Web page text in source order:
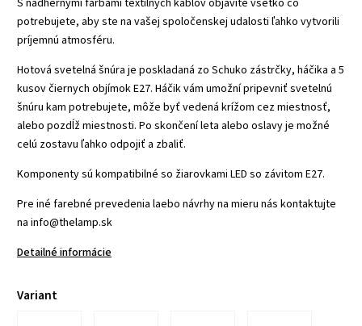
potrebujete, aby ste na vašej spoločenskej udalosti ľahko vytvorili
príjemnú atmosféru.
Hotová svetelná šnúra je poskladaná zo Schuko zástrčky, háčika a 5
kusov čiernych objímok E27. Háčik vám umožní pripevniť svetelnú
šnúru kam potrebujete, môže byť vedená krížom cez miestnosť,
alebo pozdĺž miestnosti. Po skončení leta alebo oslavy je možné
celú zostavu ľahko odpojiť a zbaliť.
Komponenty sú kompatibilné so žiarovkami LED so závitom E27.
Pre iné farebné prevedenia laebo návrhy na mieru nás kontaktujte
na info@thelamp.sk
Detailné informácie
Variant